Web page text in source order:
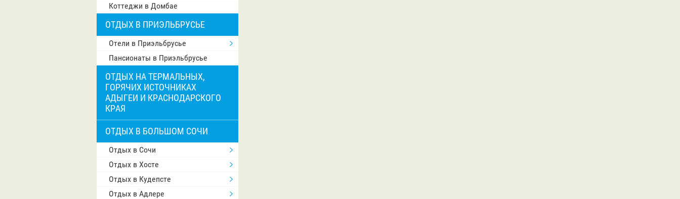
Коттеджи в Домбае
ОТДЫХ В ПРИЭЛЬБРУСЬЕ
Отели в Приэльбрусье
Пансионаты в Приэльбрусье
ОТДЫХ НА ТЕРМАЛЬНЫХ,
ГОРЯЧИХ ИСТОЧНИКАХ
АДЫГЕИ И КРАСНОДАРСКОГО
КРАЯ
ОТДЫХ В БОЛЬШОМ СОЧИ
Отдых в Сочи
Отдых в Хосте
Отдых в Кудепсте
Отдых в Адлере